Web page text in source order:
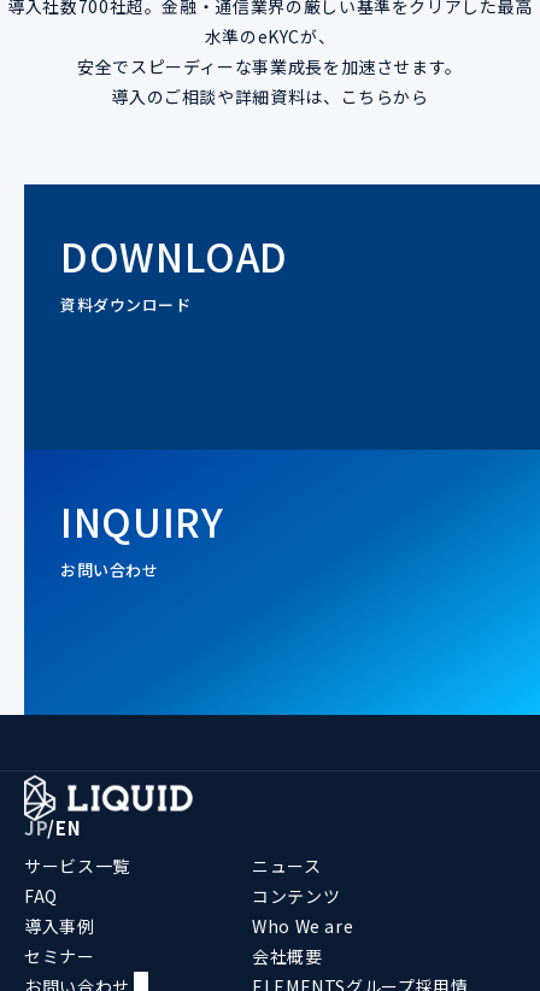
導入社数700社超。金融・通信業界の厳しい基準をクリアした最高
水準のeKYCが、
安全でスピーディーな事業成長を加速させます。
導入のご相談や詳細資料は、こちらから
DOWNLOAD
資料ダウンロード
INQUIRY
お問い合わせ
JP/EN
サービス一覧
FAQ
導入事例
セミナー
ニュース
コンテンツ
Who We are
会社概要